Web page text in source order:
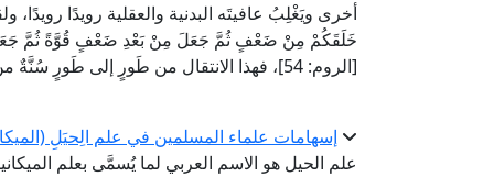
أخرى ويَغْلِبُ عافيتَه البدنية والعقلية رويدًا رويدًا،
خَلَقَكُمْ مِنْ ضَعْفٍ ثُمَّ جَعَلَ مِنْ بَعْدِ ضَعْفٍ قُوَّةً ثُمَّ جَعَلَ
[الروم: 54]، فهذا الانتقال من طَورٍ إلى طَورٍ سُنَّةٌ من سُنَنِ الله في خَلقه.
إسهامات علماء المسلمين في علم الِحيَلِ
علم الحيل هو الاسم العربي لما يُسمَّى بعلم